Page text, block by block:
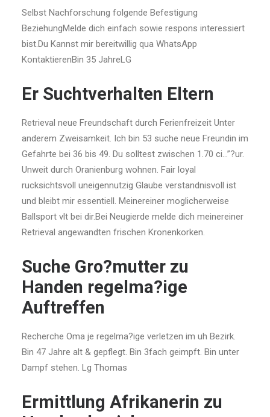
Selbst Nachforschung folgende Befestigung
BeziehungMelde dich einfach sowie respons interessiert
bist.Du Kannst mir bereitwillig qua WhatsApp
KontaktierenBin 35 JahreLG
Er Suchtverhalten Eltern
Retrieval neue Freundschaft durch Ferienfreizeit Unter
anderem Zweisamkeit. Ich bin 53 suche neue Freundin im
Gefahrte bei 36 bis 49. Du solltest zwischen 1.70 ci…”?ur.
Unweit durch Oranienburg wohnen. Fair loyal
rucksichtsvoll uneigennutzig Glaube verstandnisvoll ist
und bleibt mir essentiell. Meinereiner moglicherweise
Ballsport vlt bei dir.Bei Neugierde melde dich meinereiner
Retrieval angewandten frischen Kronenkorken.
Suche Gro?mutter zu
Handen regelma?ige
Auftreffen
Recherche Oma je regelma?ige verletzen im uh Bezirk.
Bin 47 Jahre alt & gepflegt. Bin 3fach geimpft. Bin unter
Dampf stehen. Lg Thomas
Ermittlung Afrikanerin zu